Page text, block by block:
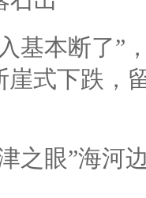
基本断了”
崖式下跌，
之眼”海河